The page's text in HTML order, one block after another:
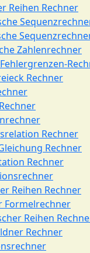
Reihen Rechner
Zahlenrechner
Rechner
Rechner
Rechner
Rechner
Reihen Rechner
Formelrechner
Reihen
Rechner